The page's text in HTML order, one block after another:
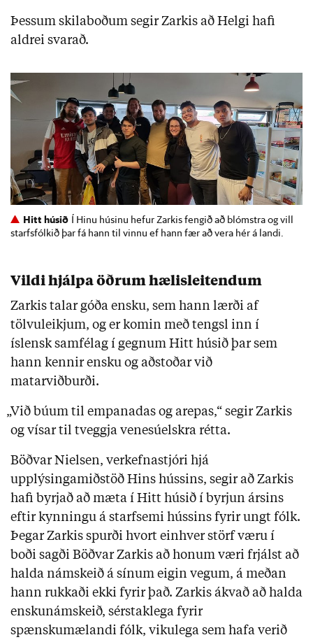
Þessum skilaboðum segir Zarkis að Helgi hafi
aldrei svarað.
Hitt húsið Í Hinu húsinu hefur Zarkis fengið að blómstra og vill
starfsfólkið þar fá hann til vinnu ef hann fær að vera hér á landi.
Vildi hjálpa öðrum hælisleitendum
Zarkis talar góða ensku, sem hann lærði af
tölvuleikjum, og er komin með tengsl inn í
íslensk samfélag í gegnum Hitt húsið þar sem
hann kennir ensku og aðstoðar við
matarviðburði.
„Við búum til empanadas og arepas,“ segir Zarkis
og vísar til tveggja venesúelskra rétta.
Böðvar Nielsen, verkefnastjóri hjá
upplýsingamiðstöð Hins hússins, segir að Zarkis
hafi byrjað að mæta í Hitt húsið í byrjun ársins
eftir kynningu á starfsemi hússins fyrir ungt fólk.
Þegar Zarkis spurði hvort einhver störf væru í
boði sagði Böðvar Zarkis að honum væri frjálst að
halda námskeið á sínum eigin vegum, á meðan
hann rukkaði ekki fyrir það. Zarkis ákvað að halda
enskunámskeið, sérstaklega fyrir
spænskumælandi fólk, vikulega sem hafa verið